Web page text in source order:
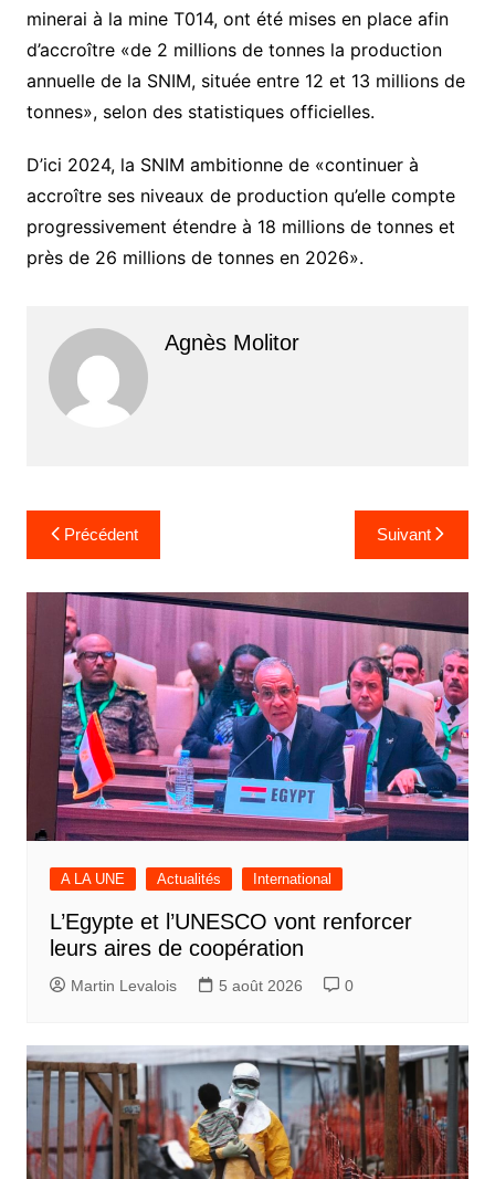
minerai à la mine T014, ont été mises en place afin
d’accroître «de 2 millions de tonnes la production
annuelle de la SNIM, située entre 12 et 13 millions de
tonnes», selon des statistiques officielles.
D’ici 2024, la SNIM ambitionne de «continuer à
accroître ses niveaux de production qu’elle compte
progressivement étendre à 18 millions de tonnes et
près de 26 millions de tonnes en 2026».
Agnès Molitor
Navigation
de
l’article
Précédent Suivant
A LA UNE Actualités International
L’Egypte et l’UNESCO vont renforcer
leurs aires de coopération
Martin Levalois 5 août 2026 0